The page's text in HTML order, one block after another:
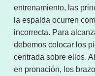
entrenamiento, las
la espalda ocurren
incorrecta. Para
debemos colocar los
centrada sobre ellos.
en pronación, los